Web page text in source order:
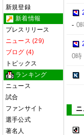
新規登録
新着情報
プレスリリース
ニュース (29)
ブログ (4)
トピックス
ランキング
ニュース
試合
ファンサイト
選手公式
著名人
- 0
0時